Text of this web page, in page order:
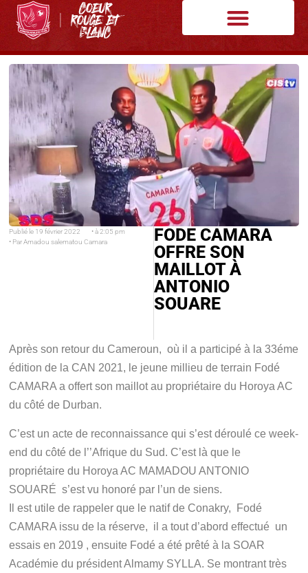
Publié le 19 février 2022 • à 2:05 pm
• ParAmadou salematou Camara
FODE CAMARA
OFFRE SON
MAILLOT À
ANTONIO
SOUARE
Après son retour du Cameroun, où il a participé à la 33éme
édition de la CAN 2021, le jeune millieu de terrain Fodé
CAMARA a offert son maillot au propriétaire du Horoya AC
du côté de Durban.
C’est un acte de reconnaissance qui s’est déroulé ce week-
end du côté de l’’Afrique du Sud. C’est là que le
propriétaire du Horoya AC MAMADOU ANTONIO
SOUARÉ s’est vu honoré par l’un de siens.
Il est utile de rappeler que le natif de Conakry, Fodé
CAMARA issu de la réserve, il a tout d’abord effectué un
essais en 2019 , ensuite Fodé a été prêté à la SOAR
Académie du président Almamy SYLLA. Se montrant très